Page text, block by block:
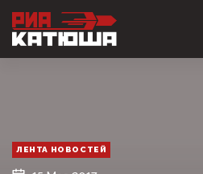
ЛЕНТА НОВОСТЕЙ